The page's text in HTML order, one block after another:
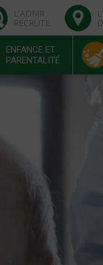
L'ADMR
RECRUTE
ENFANCE ET
PARENTALITÉ